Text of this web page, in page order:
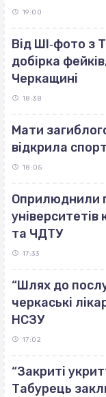
19:00
Від ШІ‐фото з
добірка
Черкащині
18:38
Мати
відкрила
18:05
Оприлюднили
університетів
та ЧДТУ
17:33
“Шлях до
черкаські
НСЗУ
17:02
“Закриті
Табурець